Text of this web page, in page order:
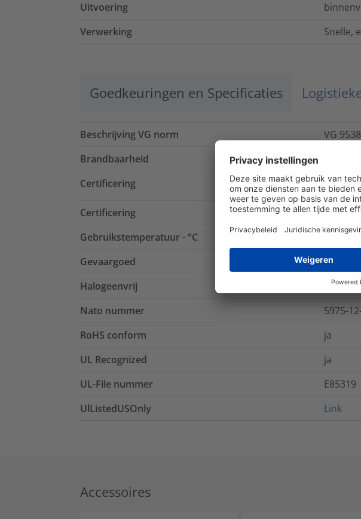
Uitvoering
Verwerking
Snelle,
Goedkeuringen en Specificaties
Beschrijving VG norm
VG
Brandbaarheid
Certificering
Certificering
ANSI/
Gebruikstemperatuur - °C
-40 °C
Gevaargoed
nee
Halogeenvrij
Nato nummer
5975-
RoHS conform
ja
UL Recognized
ja
UL-File nummer
E85319
UlListedUSOnly
Link
Accessoires